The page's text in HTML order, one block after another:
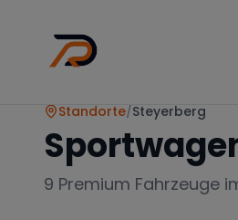
Standorte/Steyerberg
9 Premium Fahrzeuge